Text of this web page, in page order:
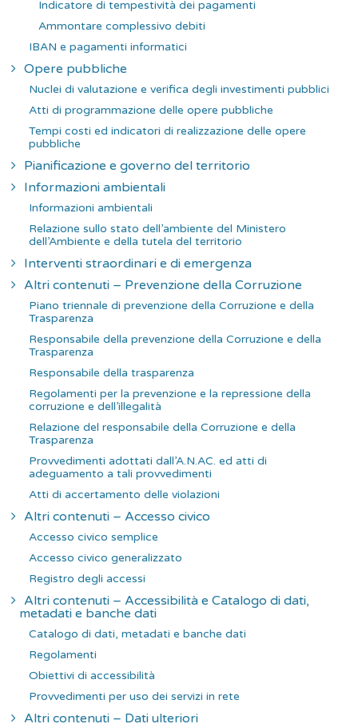
Indicatore di tempestività dei pagamenti
Ammontare complessivo debiti
IBAN e pagamenti informatici
Opere pubbliche
Nuclei di valutazione e verifica degli investimenti pubblici
Atti di programmazione delle opere pubbliche
Tempi costi ed indicatori di realizzazione delle opere
pubbliche
Pianificazione e governo del territorio
Informazioni ambientali
Informazioni ambientali
Relazione sullo stato dell’ambiente del Ministero
dell’Ambiente e della tutela del territorio
Interventi straordinari e di emergenza
Altri contenuti – Prevenzione della Corruzione
Piano triennale di prevenzione della Corruzione e della
Trasparenza
Responsabile della prevenzione della Corruzione e della
Trasparenza
Responsabile della trasparenza
Regolamenti per la prevenzione e la repressione della
corruzione e dell’illegalità
Relazione del responsabile della Corruzione e della
Trasparenza
Provvedimenti adottati dall’A.N.AC. ed atti di
adeguamento a tali provvedimenti
Atti di accertamento delle violazioni
Altri contenuti – Accesso civico
Accesso civico semplice
Accesso civico generalizzato
Registro degli accessi
Altri contenuti – Accessibilità e Catalogo di dati,
metadati e banche dati
Catalogo di dati, metadati e banche dati
Regolamenti
Obiettivi di accessibilità
Provvedimenti per uso dei servizi in rete
Altri contenuti – Dati ulteriori